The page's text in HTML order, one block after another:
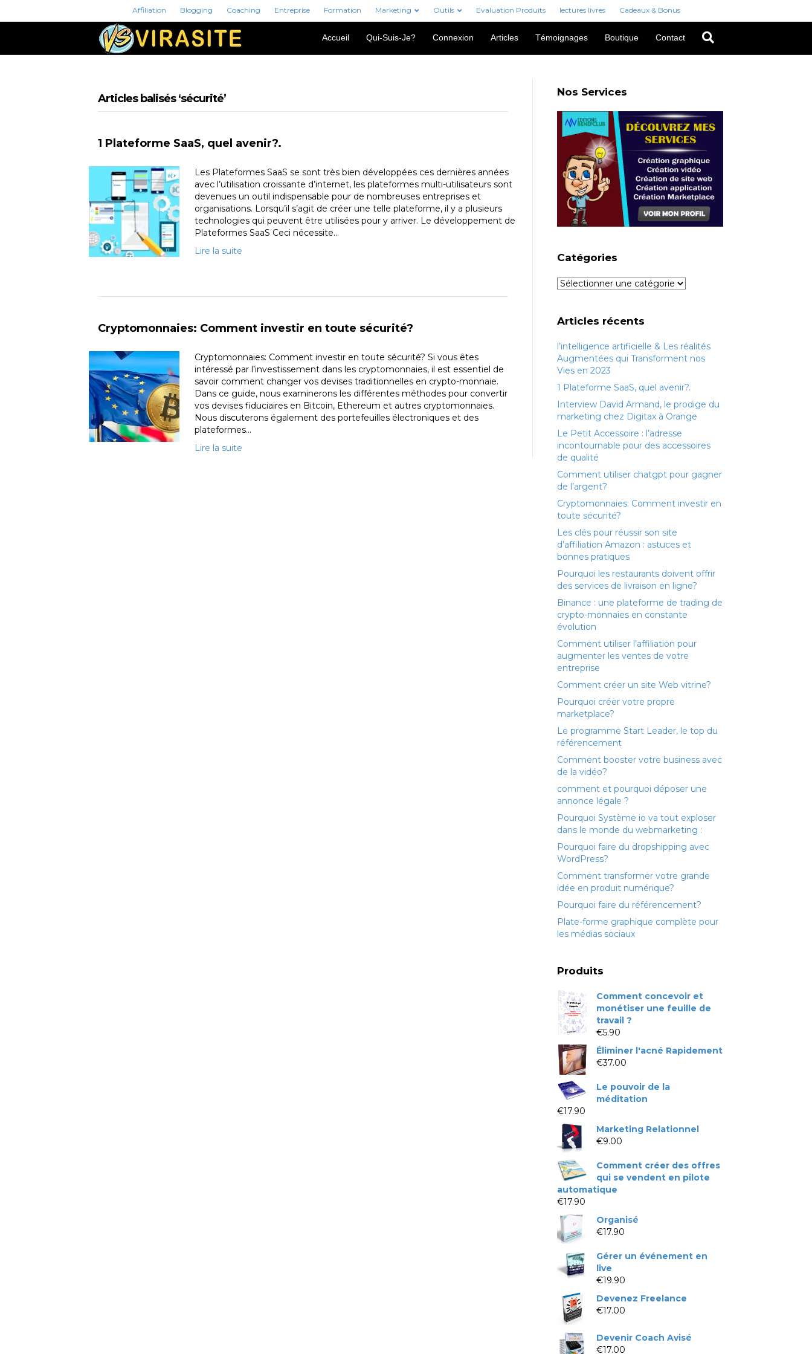
Affiliation Blogging Coaching Entreprise Formation Marketing Outils Evaluation Produits lectures livres Cadeaux & Bonus
Accueil Qui-Suis-Je? Connexion Articles Témoignages Boutique Contact
Articles balisés ‘sécurité’
1 Plateforme SaaS, quel avenir?.
Les Plateformes SaaS se sont très bien développées ces dernières années
avec l’utilisation croissante d’internet, les plateformes multi-utilisateurs sont
devenues un outil indispensable pour de nombreuses entreprises et
organisations. Lorsqu’il s’agit de créer une telle plateforme, il y a plusieurs
technologies qui peuvent être utilisées pour y arriver. Le développement de
Plateformes SaaS Ceci nécessite…
Lire la suite
Cryptomonnaies: Comment investir en toute sécurité?
Cryptomonnaies: Comment investir en toute sécurité? Si vous êtes
intéressé par l’investissement dans les cryptomonnaies, il est essentiel de
savoir comment changer vos devises traditionnelles en crypto-monnaie.
Dans ce guide, nous examinerons les différentes méthodes pour convertir
vos devises fiduciaires en Bitcoin, Ethereum et autres cryptomonnaies.
Nous discuterons également des portefeuilles électroniques et des
plateformes…
Lire la suite
Nos Services
Catégories
Catégories
Articles récents
l’intelligence artificielle & Les réalités
Augmentées qui Transforment nos
Vies en 2023
1 Plateforme SaaS, quel avenir?.
Interview David Armand, le prodige du
marketing chez Digitax à Orange
Le Petit Accessoire : l’adresse
incontournable pour des accessoires
de qualité
Comment utiliser chatgpt pour gagner
de l’argent?
Cryptomonnaies: Comment investir en
toute sécurité?
Les clés pour réussir son site
d’affiliation Amazon : astuces et
bonnes pratiques
Pourquoi les restaurants doivent offrir
des services de livraison en ligne?
Binance : une plateforme de trading de
crypto-monnaies en constante
évolution
Comment utiliser l’affiliation pour
augmenter les ventes de votre
entreprise
Comment créer un site Web vitrine?
Pourquoi créer votre propre
marketplace?
Le programme Start Leader, le top du
référencement
Comment booster votre business avec
de la vidéo?
comment et pourquoi déposer une
annonce légale ?
Pourquoi Système io va tout exploser
dans le monde du webmarketing :
Pourquoi faire du dropshipping avec
WordPress?
Comment transformer votre grande
idée en produit numérique?
Pourquoi faire du référencement?
Plate-forme graphique complète pour
les médias sociaux
Produits
Comment concevoir et
monétiser une feuille de
travail ?
€5.90
Éliminer l'acné Rapidement
€37.00
Le pouvoir de la
méditation
€17.90
Marketing Relationnel
€9.00
Comment créer des offres
qui se vendent en pilote
automatique
€17.90
Organisé
€17.90
Gérer un événement en
live
€19.90
Devenez Freelance
€17.00
Devenir Coach Avisé
€17.00